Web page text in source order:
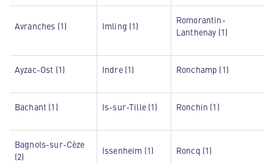
Avranches (1) Imling (1)
Romorantin-
Lanthenay (1)
Ayzac-Ost (1) Indre (1) Ronchamp (1)
Bachant (1) Is-sur-Tille (1) Ronchin (1)
Bagnols-sur-Cèze
(2)
Issenheim (1) Roncq (1)